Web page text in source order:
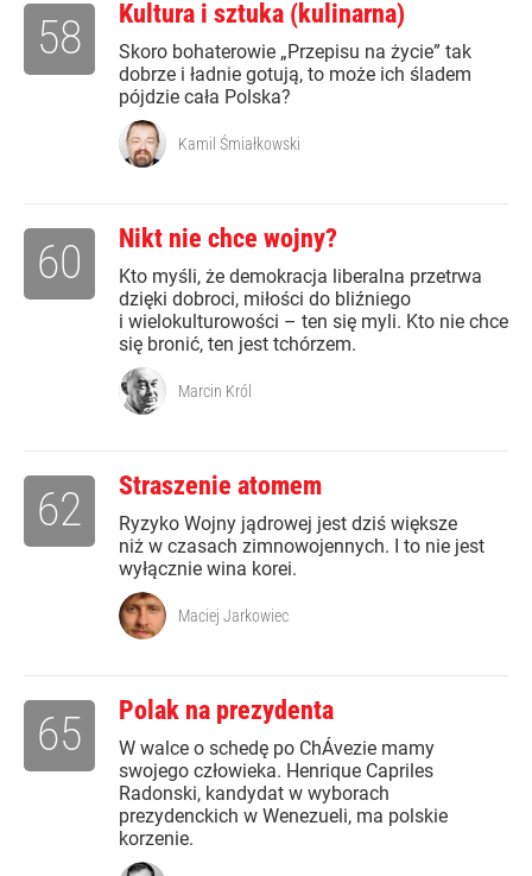
Kultura i sztuka (kulinarna)
Skoro bohaterowie „Przepisu na życie” tak
dobrze i ładnie gotują, to może ich śladem
pójdzie cała Polska?
58
Kamil Śmiałkowski
Nikt nie chce wojny?
Kto myśli, że demokracja liberalna przetrwa
dzięki dobroci, miłości do bliźniego
i wielokulturowości – ten się myli. Kto nie chce
się bronić, ten jest tchórzem.
60
Marcin Król
Straszenie atomem
Ryzyko Wojny jądrowej jest dziś większe
niż w czasach zimnowojennych. I to nie jest
wyłącznie wina korei.
62
Maciej Jarkowiec
Polak na prezydenta
W walce o schedę po ChÁvezie mamy
swojego człowieka. Henrique Capriles
Radonski, kandydat w wyborach
prezydenckich w Wenezueli, ma polskie
korzenie.
65